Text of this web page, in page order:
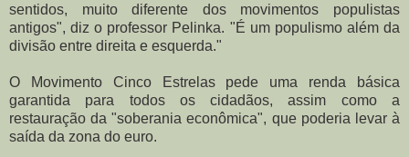
sentidos, muito diferente dos movimentos populistas
antigos", diz o professor Pelinka. "É um populismo além da
divisão entre direita e esquerda."
O Movimento Cinco Estrelas pede uma renda básica
garantida para todos os cidadãos, assim como a
restauração da "soberania econômica", que poderia levar à
saída da zona do euro.